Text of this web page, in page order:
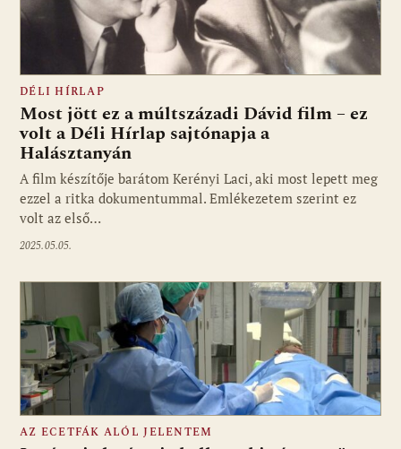
DÉLI HÍRLAP
Most jött ez a múltszázadi Dávid film – ez
volt a Déli Hírlap sajtónapja a
Halásztanyán
A film készítője barátom Kerényi Laci, aki most lepett meg
ezzel a ritka dokumentummal. Emlékezetem szerint ez
volt az első…
2025.05.05.
AZ ECETFÁK ALÓL JELENTEM